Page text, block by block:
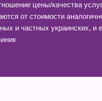
цены/качества
от стоимости
и частных украинских, и